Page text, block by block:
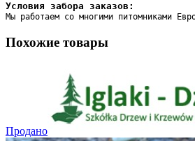
Условия забора заказов:
Мы работаем со многими питомниками
Похожие товары
Продано